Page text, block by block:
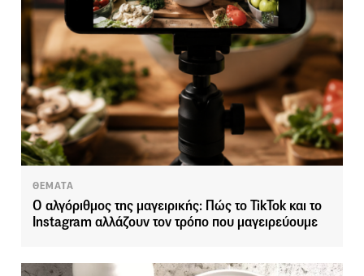
ΘΕΜΑΤΑ
Ο αλγόριθμος της μαγειρικής: Πώς το TikTok και το
Instagram αλλάζουν τον τρόπο που μαγειρεύουμε